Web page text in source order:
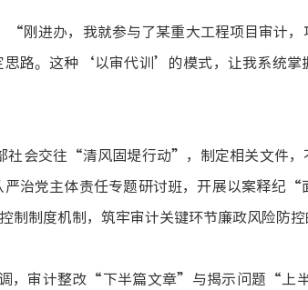
“刚进办，我就参与了某重大工程项目审计
路。这种‘以审代训’的模式，让我系统掌
会交往“清风固堤行动”，制定相关文件，
治党主体责任专题研讨班，开展以案释纪
制度机制，筑牢审计关键环节廉政风险防控
，审计整改 “下半篇文章”与揭示问题“上